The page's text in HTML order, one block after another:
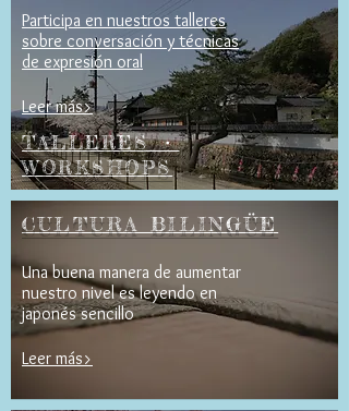
TALLERES ・
WORKSHOPS
Participa en nuestros talleres
sobre conversación y técnicas
de expresión oral
Leer más>
CULTURA BILINGÜE
Una buena manera de aumentar
nuestro nivel es leyendo en
japonés sencillo
Leer más>